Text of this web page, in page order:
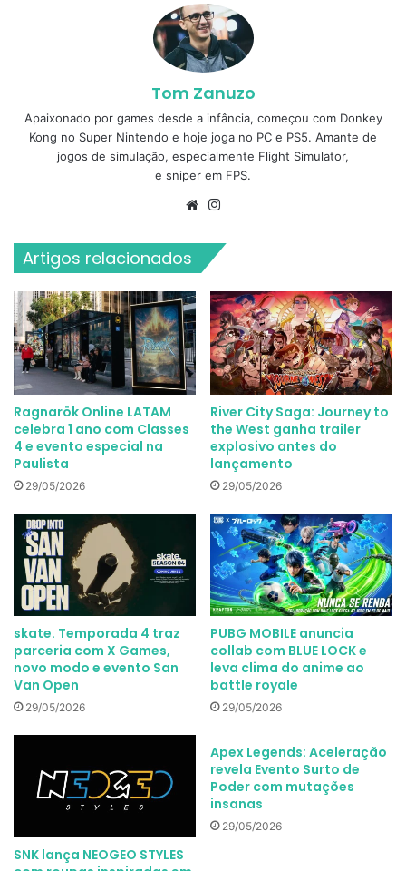
Tom Zanuzo
Apaixonado por games desde a infância, começou com Donkey
Kong no Super Nintendo e hoje joga no PC e PS5. Amante de
jogos de simulação, especialmente Flight Simulator,
e sniper em FPS.
Website
Artigos relacionados
Ragnarök Online LATAM
celebra 1 ano com Classes
4 e evento especial na
Paulista
29/05/2026
River City Saga: Journey to
the West ganha trailer
explosivo antes do
lançamento
29/05/2026
skate. Temporada 4 traz
parceria com X Games,
novo modo e evento San
Van Open
29/05/2026
PUBG MOBILE anuncia
collab com BLUE LOCK e
leva clima do anime ao
battle royale
29/05/2026
SNK lança NEOGEO STYLES
Apex Legends: Aceleração
revela Evento Surto de
Poder com mutações
insanas
29/05/2026